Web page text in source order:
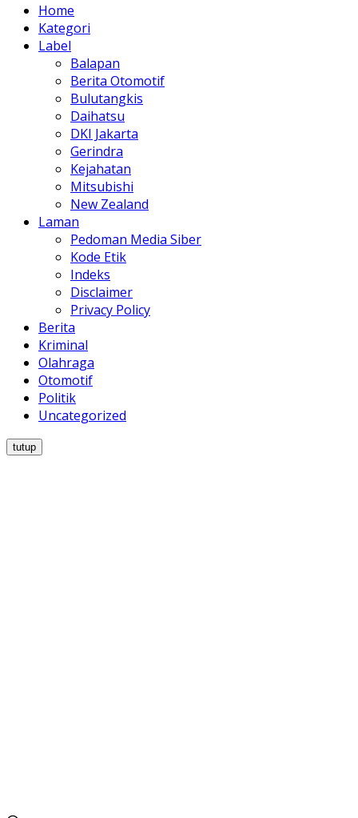
Home
Kategori
Label
Balapan
Berita Otomotif
Bulutangkis
Daihatsu
DKI Jakarta
Gerindra
Kejahatan
Mitsubishi
New Zealand
Laman
Pedoman Media Siber
Kode Etik
Indeks
Disclaimer
Privacy Policy
Berita
Kriminal
Olahraga
Otomotif
Politik
Uncategorized
tutup